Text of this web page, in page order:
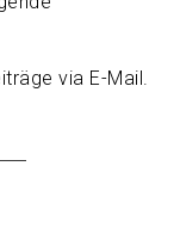
via E-Mail.